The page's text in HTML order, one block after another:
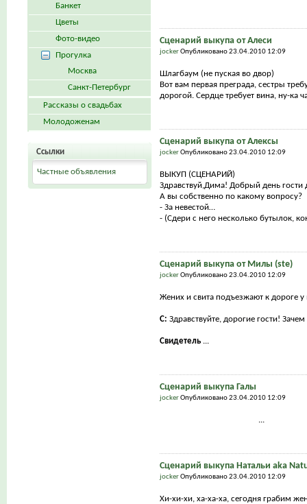
Сценарий выкупа от Алеси
jockerОпубликовано 23.04.2010 12:09
Шлагбаум (не пуская во двор)
Вот вам первая преграда, сестры
дорогой. Сердце требует вина, ну-ка
Сценарий выкупа от Алексы
jockerОпубликовано 23.04.2010 12:09
ВЫКУП (СЦЕНАРИЙ)
Здравствуй,Дима! Добрый день гости
А вы собственно по какому вопросу?
- За невестой…
- (Сдери с него несколько бутылок,
Сценарий выкупа от Милы (ste)
jockerОпубликовано 23.04.2010 12:09
Жених и свита подъезжают к дороге
С: Здравствуйте, дорогие гости!
Свидетель...
Сценарий выкупа Галы
jockerОпубликовано 23.04.2010 12:09
...
Сценарий выкупа Натальи aka
jockerОпубликовано 23.04.2010 12:09
Хи-хи-хи, ха-ха-ха, сегодня грабим
Банкет
Цветы
Фото-видео
Прогулка
Москва
Санкт-Петербург
Рассказы о свадьбах
Молодоженам
Ссылки
Частные объявления